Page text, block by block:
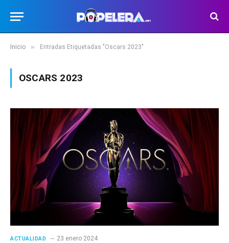
Inicio » Entradas Etiquetadas "Oscars 2023"
OSCARS 2023
ACTUALIDAD 23 enero 2024